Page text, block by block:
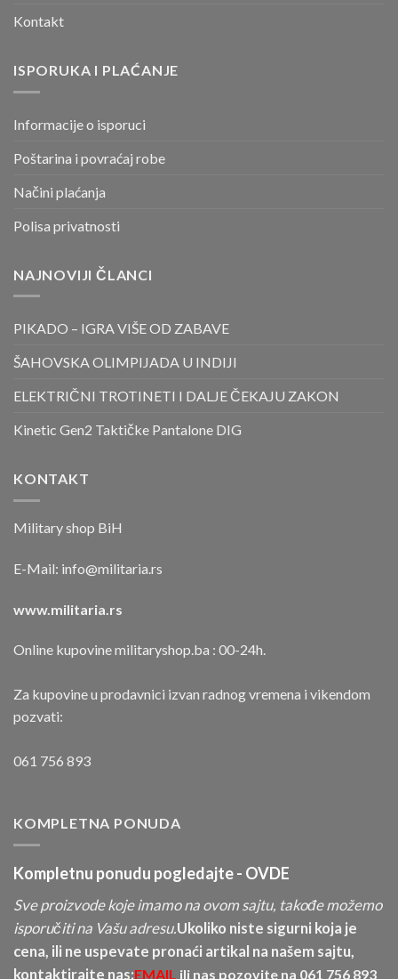
Kontakt
ISPORUKA I PLAĆANJE
Informacije o isporuci
Poštarina i povraćaj robe
Načini plaćanja
Polisa privatnosti
NAJNOVIJI ČLANCI
PIKADO – IGRA VIŠE OD ZABAVE
ŠAHOVSKA OLIMPIJADA U INDIJI
ELEKTRIČNI TROTINETI I DALJE ČEKAJU ZAKON
Kinetic Gen2 Taktičke Pantalone DIG
KONTAKT
Military shop BiH
E-Mail: info@militaria.rs
www.militaria.rs
Online kupovine militaryshop.ba : 00-24h.
Za kupovine u prodavnici izvan radnog vremena i vikendom
pozvati:
061 756 893
KOMPLETNA PONUDA
Kompletnu ponudu pogledajte - OVDE
Sve proizvode koje imamo na ovom sajtu, takođe možemo
isporučiti na Vašu adresu.Ukoliko niste sigurni koja je
cena, ili ne uspevate pronaći artikal na našem sajtu,
kontaktirajte nas:EMAIL ili nas pozovite na 061 756 893